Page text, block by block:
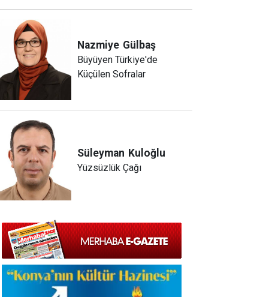
Nazmiye Gülbaş
Büyüyen Türkiye'de
Küçülen Sofralar
Süleyman Kuloğlu
Yüzsüzlük Çağı